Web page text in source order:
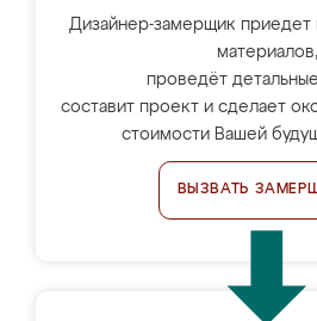
Дизайнер-замерщик приедет
материалов,
проведёт
составит проект и сделает
стоимости Вашей
ВЫЗВАТЬ